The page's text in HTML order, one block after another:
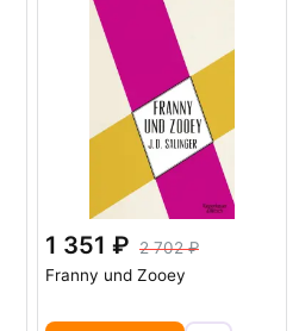
1 351
2 702
Franny und Zooey